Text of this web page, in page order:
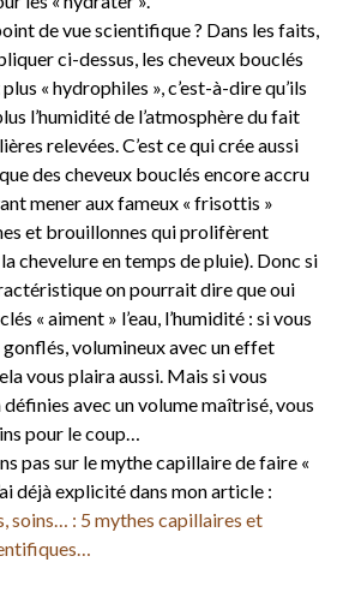
de vue scientifique ? Dans les faits,
ci-dessus, les cheveux bouclés
« hydrophiles », c’est-à-dire qu’ils
l’humidité de l’atmosphère du fait
relevées. C’est ce qui crée aussi
des cheveux bouclés encore accru
mener aux fameux « frisottis »
et brouillonnes qui prolifèrent
chevelure en temps de pluie). Donc si
on pourrait dire que oui
« aiment » l’eau, l’humidité : si vous
volumineux avec un effet
vous plaira aussi. Mais si vous
avec un volume maîtrisé, vous
pour le coup…
pas sur le mythe capillaire de faire «
déjà explicité dans mon article :
soins… : 5 mythes capillaires et